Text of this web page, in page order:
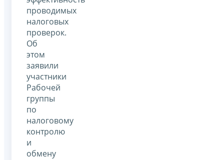
проводимых
налоговых
проверок.
Об
этом
заявили
участники
Рабочей
группы
по
налоговому
контролю
и
обмену